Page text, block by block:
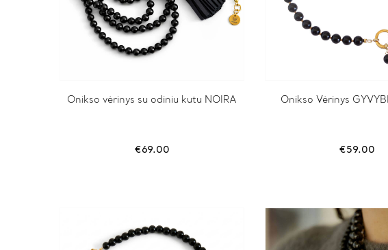
Onikso vėrinys su odiniu kutu NOIRA
€69.00
Onikso Vėrinys
€59.00